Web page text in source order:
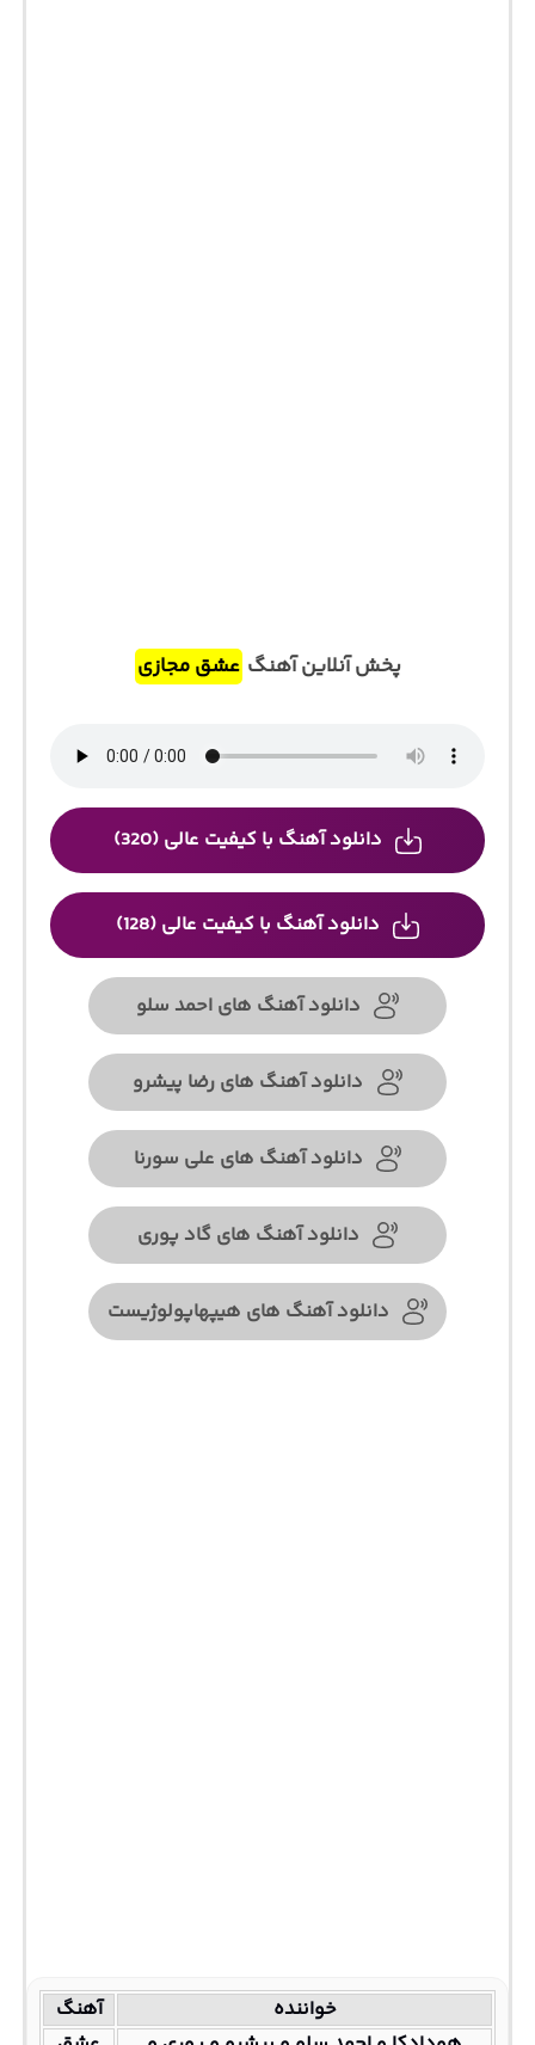
پخش آنلاین آهنگ عشق مجازی
دانلود آهنگ با کیفیت عالی (320)
دانلود آهنگ با کیفیت عالی (128)
دانلود آهنگ های احمد سلو
دانلود آهنگ های رضا پیشرو
دانلود آهنگ های علی سورنا
دانلود آهنگ های گاد پوری
دانلود آهنگ های هیپهاپولوژیست
خواننده
آهنگ